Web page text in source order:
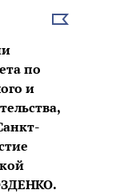
Выбрать
по
и